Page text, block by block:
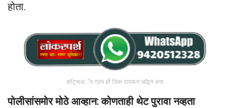
होता.
व्हॉट्सअॅप ग्रुप ही लिंक वापरून जॉइन करा
पोलीसांसमोर मोठे आव्हान: कोणताही थेट पुरावा नव्हता